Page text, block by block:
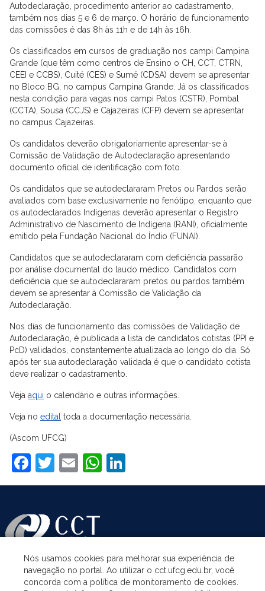
Autodeclaração, procedimento anterior ao cadastramento,
também nos dias 5 e 6 de março. O horário de funcionamento
das comissões é das 8h às 11h e de 14h às 16h.
Os classificados em cursos de graduação nos campi Campina
Grande (que têm como centros de Ensino o CH, CCT, CTRN,
CEEI e CCBS), Cuité (CES) e Sumé (CDSA) devem se apresentar
no Bloco BG, no campus Campina Grande. Já os classificados
nesta condição para vagas nos campi Patos (CSTR), Pombal
(CCTA), Sousa (CCJS) e Cajazeiras (CFP) devem se apresentar
no campus Cajazeiras.
Os candidatos deverão obrigatoriamente apresentar-se à
Comissão de Validação de Autodeclaração apresentando
documento oficial de identificação com foto.
Os candidatos que se autodeclararam Pretos ou Pardos serão
avaliados com base exclusivamente no fenótipo, enquanto que
os autodeclarados Indígenas deverão apresentar o Registro
Administrativo de Nascimento de Indígena (RANI), oficialmente
emitido pela Fundação Nacional do Índio (FUNAI).
Candidatos que se autodeclararam com deficiência passarão
por análise documental do laudo médico. Candidatos com
deficiência que se autodeclararam pretos ou pardos também
devem se apresentar à Comissão de Validação da
Autodeclaração.
Nos dias de funcionamento das comissões de Validação de
Autodeclaração, é publicada a lista de candidatos cotistas (PPI e
PcD) validados, constantemente atualizada ao longo do dia. Só
após ter sua autodeclaração validada é que o candidato cotista
deve realizar o cadastramento.
Veja aqui o calendário e outras informações.
Veja no edital toda a documentação necessária.
(Ascom UFCG)
Facebook
Twitter
EmailWhatsApp
ASSUNTOS
Nós usamos cookies para melhorar sua experiência de
navegação no portal. Ao utilizar o cct.ufcg.edu.br, você
concorda com a política de monitoramento de cookies.